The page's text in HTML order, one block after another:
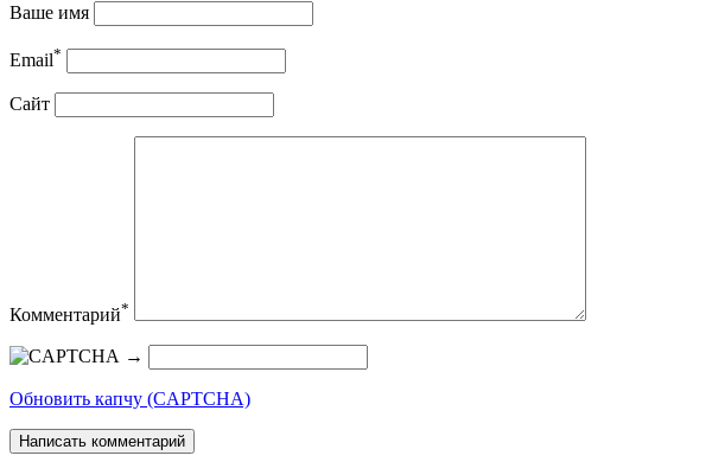
Ваше имя
Email*
Сайт
Комментарий*
→
Обновить капчу (CAPTCHA)